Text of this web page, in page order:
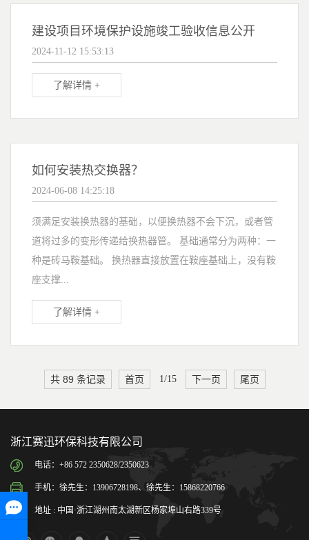
建设项目环境保护设施竣工验收信息公开
2024-11-12 15:53:13
了解详情 +
如何安装热交换器？
2024-06-08 14:25:18
须满足安装换热器的基础，以便换热器不会下沉，或者管
道将过多的变形传递给换热器管。 基础通常分为两种：一
种是砖马鞍基础。 换热器直接放置在鞍座基础上，没有鞍
座支撑...
了解详情 +
共 89 条记录 首页 1/15 下一页 尾页
浙江赛迅环保科技有限公司
电话：+86 572 2350628/2350623
手机：徐先生：13906728198、徐先生：15868220766
地址 : 中国·浙江湖州南太湖新区杨家埠山右路339号